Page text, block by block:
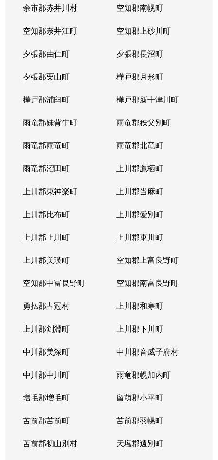
余市郡赤井川村 空知郡南幌町
空知郡奈井江町 空知郡上砂川町
夕張郡由仁町 夕張郡長沼町
夕張郡栗山町 樺戸郡月形町
樺戸郡浦臼町 樺戸郡新十津川町
雨竜郡妹背牛町 雨竜郡秩父別町
雨竜郡雨竜町 雨竜郡北竜町
雨竜郡沼田町 上川郡鷹栖町
上川郡東神楽町 上川郡当麻町
上川郡比布町 上川郡愛別町
上川郡上川町 上川郡東川町
上川郡美瑛町 空知郡上富良野町
空知郡中富良野町 空知郡南富良野町
勇払郡占冠村 上川郡和寒町
上川郡剣淵町 上川郡下川町
中川郡美深町 中川郡音威子府村
中川郡中川町 雨竜郡幌加内町
増毛郡増毛町 留萌郡小平町
苫前郡苫前町 苫前郡羽幌町
苫前郡初山別村 天塩郡遠別町